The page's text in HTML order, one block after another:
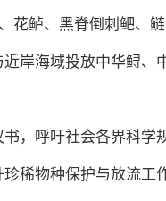
花鲈、黑脊倒刺鲃、
岸海域投放中华鲟、
，呼吁社会各界科学
稀物种保护与放流工